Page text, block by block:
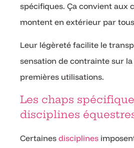
spécifiques. Ça convient aux
montent en extérieur par
Leur légèreté facilite le
sensation de contrainte sur
premières utilisations.
Les chaps
disciplines
Certaines disciplines